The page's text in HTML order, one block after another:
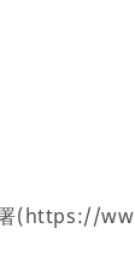
署(https://